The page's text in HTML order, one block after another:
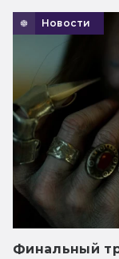
Новости
Финальный